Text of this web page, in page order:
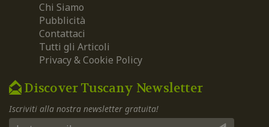
Chi Siamo
Pubblicità
Contattaci
Tutti gli Articoli
Privacy & Cookie Policy
Discover Tuscany Newsletter
Iscriviti alla nostra newsletter gratuita!